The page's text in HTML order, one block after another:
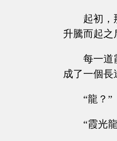
起初，
升騰而起之
每一道
成了一個
“龍？”
“霞光